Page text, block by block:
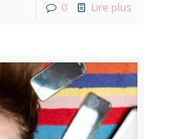
0 Lire plus